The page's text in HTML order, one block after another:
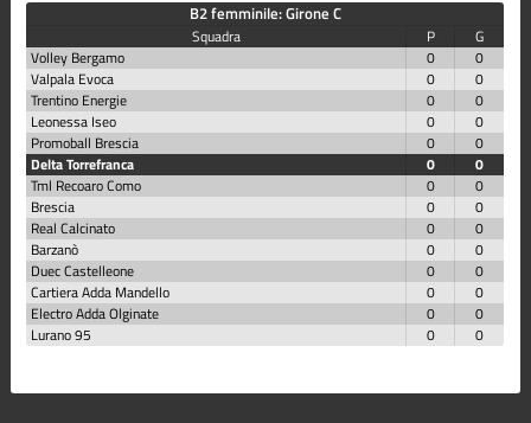
B2 femminile: Girone C
Squadra P
G
Volley Bergamo
0
0
Valpala Evoca
0
0
Trentino Energie
0
0
Leonessa Iseo
0
0
Promoball Brescia
0
0
Delta Torrefranca
0
0
Tml Recoaro Como
0
0
Brescia
0
0
Real Calcinato
0
0
Barzanò
0
0
Duec Castelleone
0
0
Cartiera Adda Mandello
0
0
Electro Adda Olginate
0
0
Lurano 95
0 0